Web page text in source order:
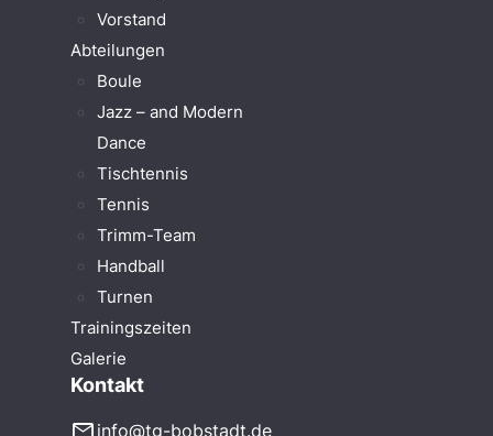
Vorstand
Abteilungen
Boule
Jazz – and Modern
Dance
Tischtennis
Tennis
Trimm-Team
Handball
Turnen
Trainingszeiten
Galerie
Kontakt
info@tg-bobstadt.de